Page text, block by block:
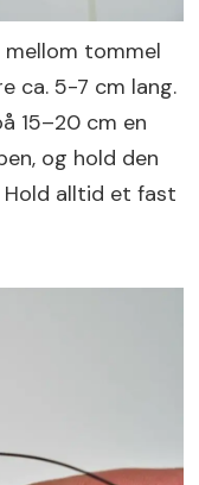
tommel
ca. 5-7 cm lang.
15–20 cm en
og hold den
alltid et fast